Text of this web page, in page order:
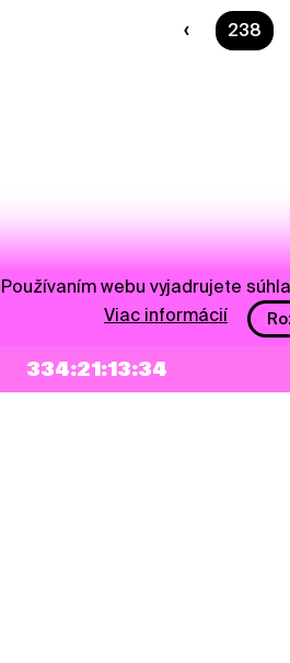
Ste na
238
334:21:13:34
Používaním webu vyjadrujete
Viac informácií